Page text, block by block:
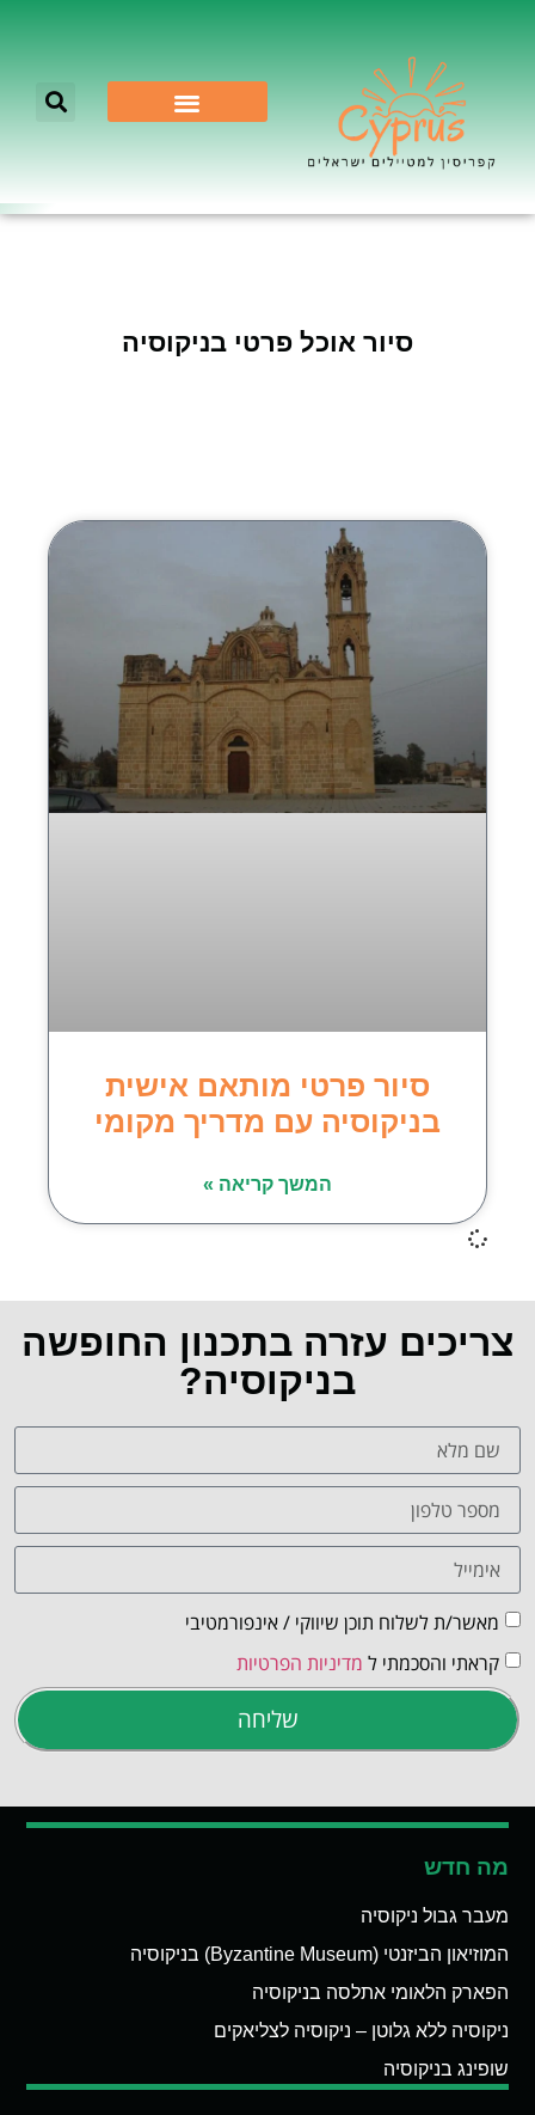
סיור אוכל פרטי בניקוסיה
סיור פרטי מותאם אישית
בניקוסיה עם מדריך מקומי
המשך קריאה »
צריכים עזרה בתכנון החופשה
בניקוסיה?
מאשר/ת לשלוח תוכן שיווקי / אינפורמטיבי
קראתי והסכמתי ל מדיניות הפרטיות
שליחה
מה חדש
מעבר גבול ניקוסיה
המוזיאון הביזנטי (Byzantine Museum) בניקוסיה
הפארק הלאומי אתלסה בניקוסיה
ניקוסיה ללא גלוטן – ניקוסיה לצליאקים
שופינג בניקוסיה